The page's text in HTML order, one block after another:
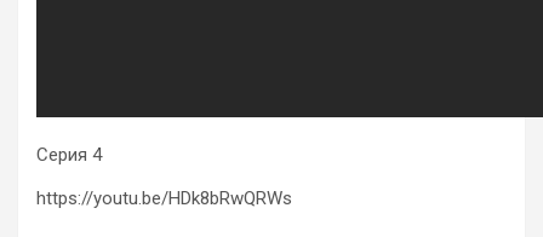
Серия 4
https://youtu.be/HDk8bRwQRWs